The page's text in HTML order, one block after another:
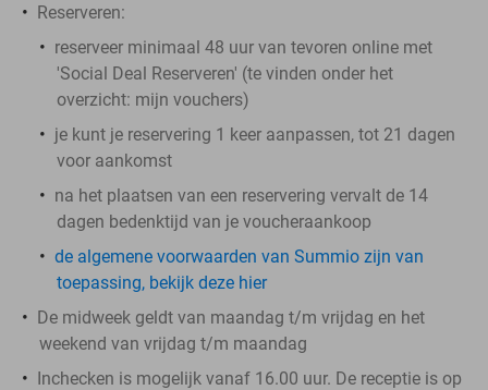
Reserveren:
reserveer minimaal 48 uur van tevoren online met
'Social Deal Reserveren' (te vinden onder het
overzicht: mijn vouchers)
je kunt je reservering 1 keer aanpassen, tot 21 dagen
voor aankomst
na het plaatsen van een reservering vervalt de 14
dagen bedenktijd van je voucheraankoop
de algemene voorwaarden van Summio zijn van
toepassing, bekijk deze hier
De midweek geldt van maandag t/m vrijdag en het
weekend van vrijdag t/m maandag
Inchecken is mogelijk vanaf 16.00 uur. De receptie is op